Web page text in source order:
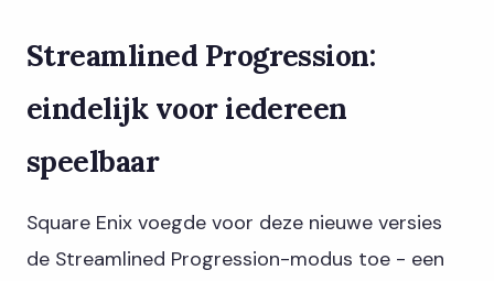
Streamlined Progression:
eindelijk voor iedereen
speelbaar
Square Enix voegde voor deze nieuwe versies
de Streamlined Progression-modus toe - een